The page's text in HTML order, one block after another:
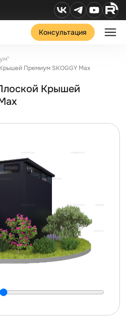
Консультация
Премиум SKOGGY Max
Крышей